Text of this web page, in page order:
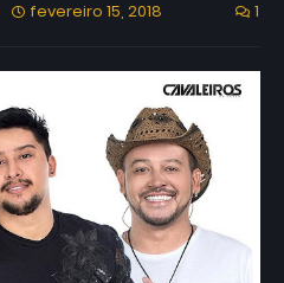
fevereiro 15, 2018 1